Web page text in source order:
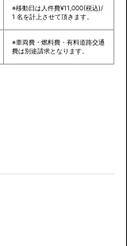
※移動日は人件費¥11,000(税込)/
1 名を計上させて頂きます。
※車両費・燃料費・有料道路交通
費は別途請求となります。